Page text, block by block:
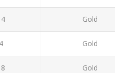
Gold
4 Gold
Gold